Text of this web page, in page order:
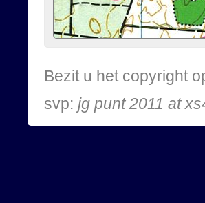
Bezit u het copyright
svp: jg punt 2011 at